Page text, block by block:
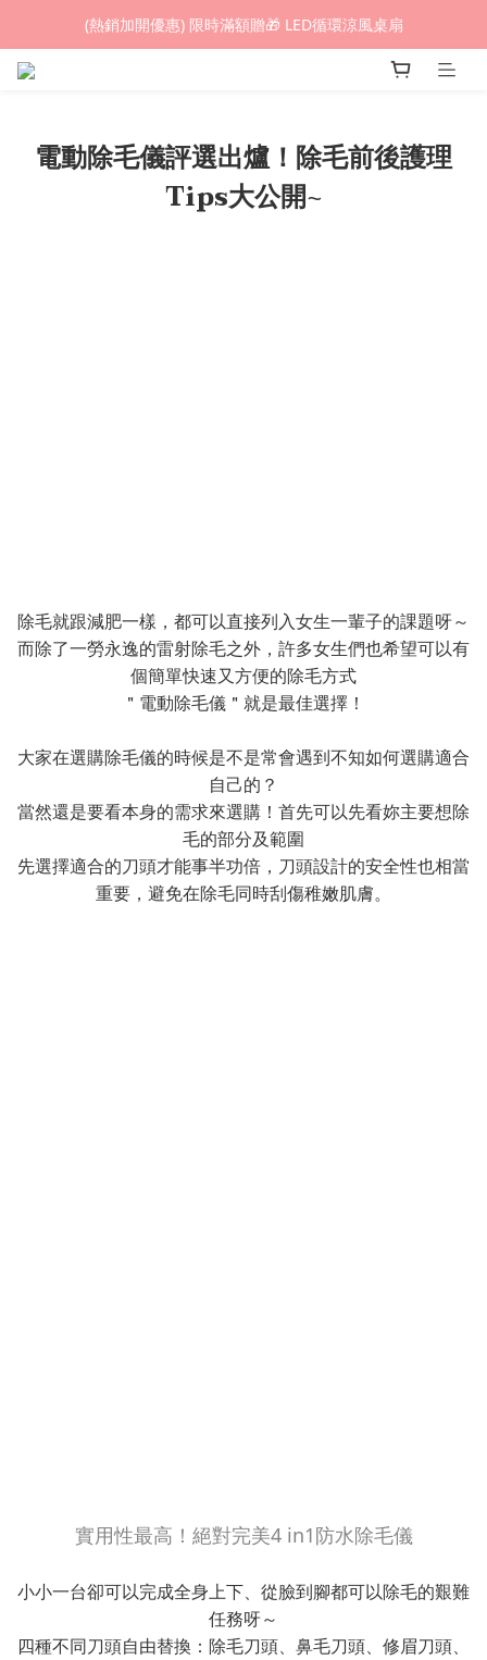
(熱銷加開優惠) 限時滿額贈🎁 LED循環涼風桌扇
(熱銷加開優惠) 限時滿額贈🎁 LED循環涼風桌扇
城鎮韌性(防空)演習期間，網頁載入速度可能延遲。
電動除毛儀評選出爐！除毛前後護理
Tips大公開~
除毛就跟減肥一樣，都可以直接列入女生一輩子的課題呀～
而除了一勞永逸的雷射除毛之外，許多女生們也希望可以有
個簡單快速又方便的除毛方式
＂電動除毛儀＂就是最佳選擇！
大家在選購除毛儀的時候是不是常會遇到不知如何選購適合
自己的？
當然還是要看本身的需求來選購！首先可以先看妳主要想除
毛的部分及範圍
先選擇適合的刀頭才能事半功倍，刀頭設計的安全性也相當
重要，避免在除毛同時刮傷稚嫩肌膚。
實用性最高！絕對完美4 in1防水除毛儀
小小一台卻可以完成全身上下、從臉到腳都可以除毛的艱難
任務呀～
四種不同刀頭自由替換：除毛刀頭、鼻毛刀頭、修眉刀頭、